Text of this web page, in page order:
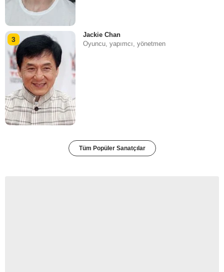
3
Jackie Chan
Oyuncu, yapımcı, yönetmen
Tüm Popüler Sanatçılar